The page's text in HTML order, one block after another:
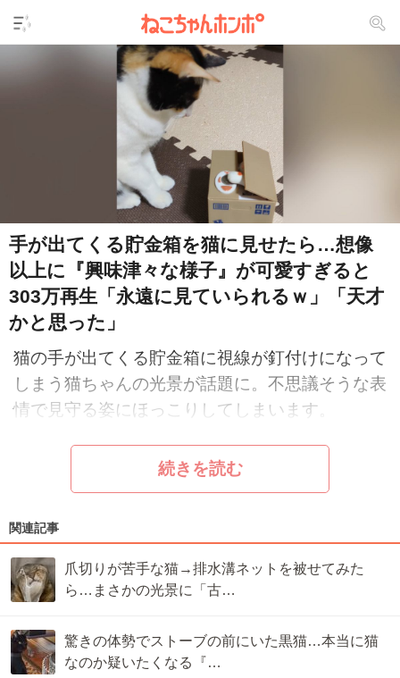
手が出てくる貯金箱を猫に見せたら…想像
以上に『興味津々な様子』が可愛すぎると
303万再生「永遠に見ていられるｗ」「天才
かと思った」
猫の手が出てくる貯金箱に視線が釘付けになって
しまう猫ちゃんの光景が話題に。不思議そうな表
情で見守る姿にほっこりしてしまいます。
続きを読む
関連記事
爪切りが苦手な猫→排水溝ネットを被せてみた
ら…まさかの光景に「古…
驚きの体勢でストーブの前にいた黒猫…本当に猫
なのか疑いたくなる『…